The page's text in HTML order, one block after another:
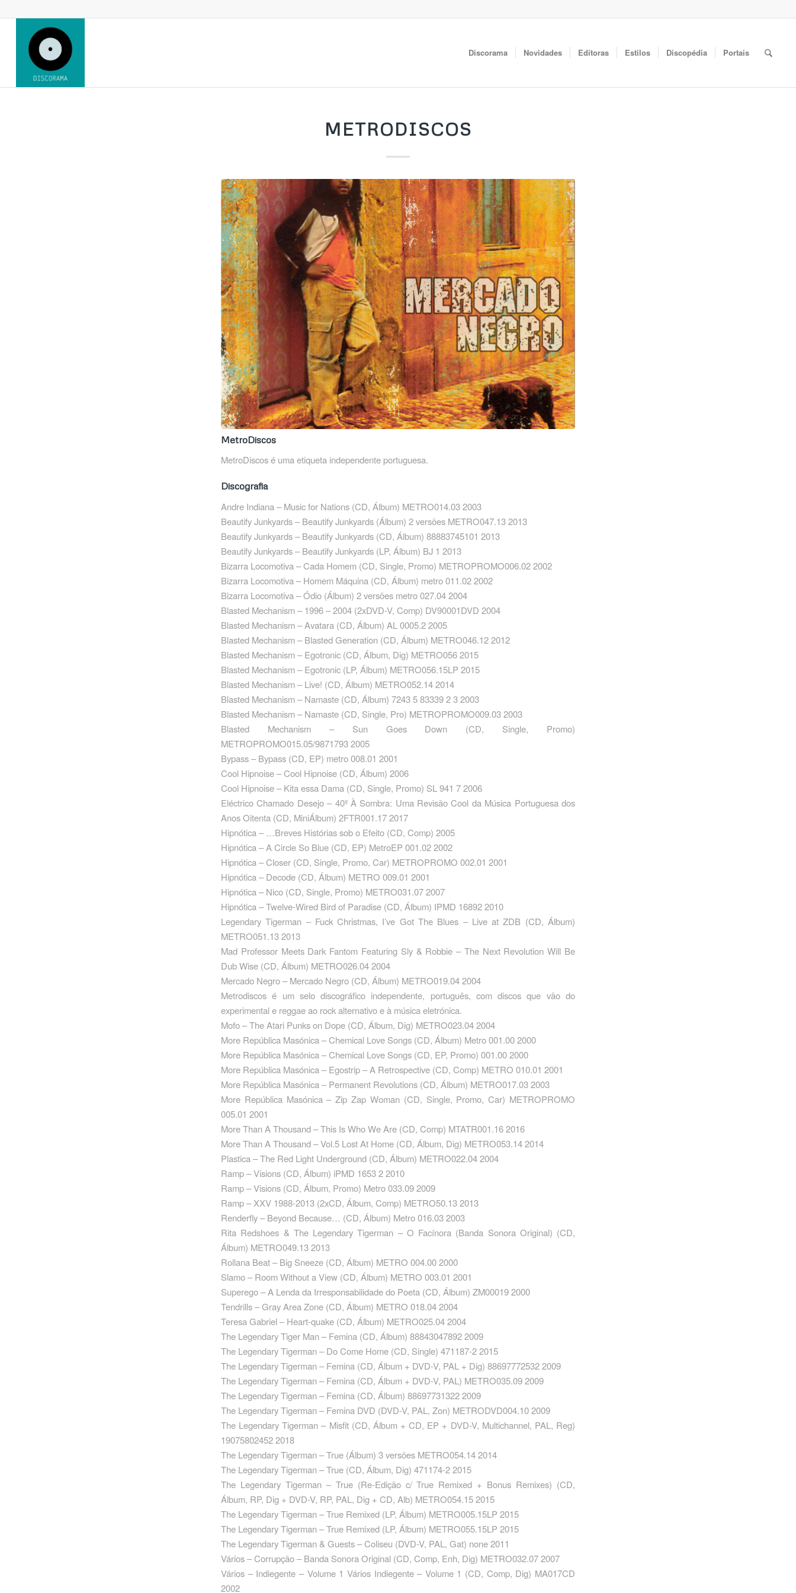
Discorama Novidades Editoras Estilos Discopédia Portais
METRODISCOS
MetroDiscos
MetroDiscos é uma etiqueta independente portuguesa.
Discografia
Andre Indiana – Music for Nations ‎(CD, Álbum) METRO014.03 2003
Beautify Junkyards – Beautify Junkyards (Álbum) 2 versões METRO047.13 2013
Beautify Junkyards – Beautify Junkyards ‎(CD, Álbum) 88883745101 2013
Beautify Junkyards – Beautify Junkyards ‎(LP, Álbum) BJ 1 2013
Bizarra Locomotiva – Cada Homem ‎(CD, Single, Promo) METROPROMO006.02 2002
Bizarra Locomotiva – Homem Máquina ‎(CD, Álbum) metro 011.02 2002
Bizarra Locomotiva – Ódio (Álbum) 2 versões metro 027.04 2004
Blasted Mechanism – 1996 – 2004 ‎(2xDVD-V, Comp) DV90001DVD 2004
Blasted Mechanism – Avatara ‎(CD, Álbum) AL 0005.2 2005
Blasted Mechanism – Blasted Generation ‎(CD, Álbum) METRO046.12 2012
Blasted Mechanism – Egotronic ‎(CD, Álbum, Dig) METRO056 2015
Blasted Mechanism – Egotronic ‎(LP, Álbum) METRO056.15LP 2015
Blasted Mechanism – Live! ‎(CD, Álbum) METRO052.14 2014
Blasted Mechanism – Namaste ‎(CD, Álbum) 7243 5 83339 2 3 2003
Blasted Mechanism – Namaste ‎(CD, Single, Pro) METROPROMO009.03 2003
Blasted Mechanism – Sun Goes Down ‎(CD, Single, Promo)
METROPROMO015.05/9871793 2005
Bypass – Bypass ‎(CD, EP) metro 008.01 2001
Cool Hipnoise – Cool Hipnoise ‎(CD, Álbum) 2006
Cool Hipnoise – Kita essa Dama ‎(CD, Single, Promo) SL 941 7 2006
Eléctrico Chamado Desejo – 40º À Sombra: Uma Revisão Cool da Música Portuguesa dos
Anos Oitenta (CD, MiniÁlbum) 2FTR001.17 2017
Hipnótica – …Breves Histórias sob o Efeito ‎(CD, Comp) 2005
Hipnótica – A Circle So Blue ‎(CD, EP) MetroEP 001.02 2002
Hipnótica – Closer ‎(CD, Single, Promo, Car) METROPROMO 002.01 2001
Hipnótica – Decode ‎(CD, Álbum) METRO 009.01 2001
Hipnótica – Nico ‎(CD, Single, Promo) METRO031.07 2007
Hipnótica – Twelve-Wired Bird of Paradise ‎(CD, Álbum) IPMD 16892 2010
Legendary Tigerman – Fuck Christmas, I’ve Got The Blues – Live at ZDB (CD, Álbum)
METRO051.13 2013
Mad Professor Meets Dark Fantom Featuring Sly & Robbie – The Next Revolution Will Be
Dub Wise ‎(CD, Álbum) METRO026.04 2004
Mercado Negro – Mercado Negro ‎(CD, Álbum) METRO019.04 2004
Metrodiscos é um selo discográfico independente, português, com discos que vão do
experimental e reggae ao rock alternativo e à música eletrónica.
Mofo – The Atari Punks on Dope ‎(CD, Álbum, Dig) METRO023.04 2004
More República Masónica – Chemical Love Songs (CD, Álbum) Metro 001.00 2000
More República Masónica – Chemical Love Songs ‎(CD, EP, Promo) 001.00 2000
More República Masónica – Egostrip – A Retrospective (CD, Comp) METRO 010.01 2001
More República Masónica – Permanent Revolutions (CD, Álbum) METRO017.03 2003
More República Masónica – Zip Zap Woman ‎(CD, Single, Promo, Car) METROPROMO
005.01 2001
More Than A Thousand – This Is Who We Are ‎(CD, Comp) MTATR001.16 2016
More Than A Thousand – Vol.5 Lost At Home ‎(CD, Álbum, Dig) METRO053.14 2014
Plastica – The Red Light Underground ‎(CD, Álbum) METRO022.04 2004
Ramp – Visions ‎(CD, Álbum) iPMD 1653 2 2010
Ramp – Visions ‎(CD, Álbum, Promo) Metro 033.09 2009
Ramp – XXV 1988-2013 ‎(2xCD, Álbum, Comp) METRO50.13 2013
Renderfly – Beyond Because… ‎(CD, Álbum) Metro 016.03 2003
Rita Redshoes & The Legendary Tigerman – O Facínora (Banda Sonora Original) ‎(CD,
Álbum) METRO049.13 2013
Rollana Beat – Big Sneeze ‎(CD, Álbum) METRO 004.00 2000
Slamo – Room Without a View ‎(CD, Álbum) METRO 003.01 2001
Superego – A Lenda da Irresponsabilidade do Poeta ‎(CD, Álbum) ZM00019 2000
Tendrills – Gray Area Zone ‎(CD, Álbum) METRO 018.04 2004
Teresa Gabriel – Heart-quake ‎(CD, Álbum) METRO025.04 2004
The Legendary Tiger Man – Femina ‎(CD, Álbum) 88843047892 2009
The Legendary Tigerman – Do Come Home ‎(CD, Single) 471187-2 2015
The Legendary Tigerman – Femina ‎(CD, Álbum + DVD-V, PAL + Dig) 88697772532 2009
The Legendary Tigerman – Femina ‎(CD, Álbum + DVD-V, PAL) METRO035.09 2009
The Legendary Tigerman – Femina ‎(CD, Álbum) 88697731322 2009
The Legendary Tigerman – Femina DVD ‎(DVD-V, PAL, Zon) METRODVD004.10 2009
The Legendary Tigerman – Misfit ‎(CD, Álbum + CD, EP + DVD-V, Multichannel, PAL, Reg)
19075802452 2018
The Legendary Tigerman – True (Álbum) 3 versões METRO054.14 2014
The Legendary Tigerman – True ‎(CD, Álbum, Dig) 471174-2 2015
The Legendary Tigerman – True (Re-Edição c/ True Remixed + Bonus Remixes) ‎(CD,
Álbum, RP, Dig + DVD-V, RP, PAL, Dig + CD, Alb) METRO054.15 2015
The Legendary Tigerman – True Remixed ‎(LP, Álbum) METRO005.15LP 2015
The Legendary Tigerman – True Remixed ‎(LP, Álbum) METRO055.15LP 2015
The Legendary Tigerman & Guests – Coliseu ‎(DVD-V, PAL, Gat) none 2011
Vários – Corrupção – Banda Sonora Original ‎(CD, Comp, Enh, Dig) METRO032.07 2007
Vários – Indiegente – Volume 1 Vários Indiegente – Volume 1 ‎(CD, Comp, Dig) MA017CD
2002